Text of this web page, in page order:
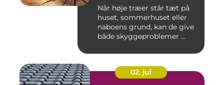
Når høje træer står tæt på
huset, sommerhuset eller
naboens grund, kan de give
både skyggeproblemer ...
02. jul